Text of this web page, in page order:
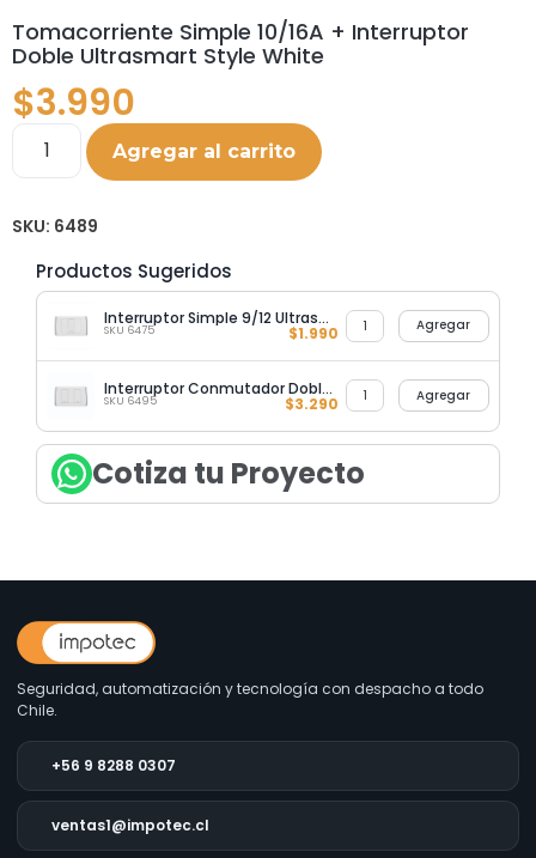
Tomacorriente Simple 10/16A + Interruptor
Doble Ultrasmart Style White
$3.990
Agregar al carrito
SKU: 6489
Productos Sugeridos
Interruptor Simple 9/12 Ultrasmart Style White
SKU 6475 $1.990 Agregar
Interruptor Conmutador Doble 9/24 Ultra Smart Style White
SKU 6495 $3.290 Agregar
Cotiza tu Proyecto
Seguridad, automatización y tecnología con despacho a todo
Chile.
+56 9 8288 0307
ventas1@impotec.cl